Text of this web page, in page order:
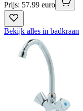
Prijs: 57.99 euro
Bekijk alles in badkraan